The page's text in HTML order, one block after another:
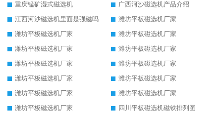
重庆锰矿湿式磁选机
广西河沙磁选机产品介绍
江西河沙磁选机里面是强磁吗
潍坊平板磁选机厂家
潍坊平板磁选机厂家
潍坊平板磁选机厂家
潍坊平板磁选机厂家
潍坊平板磁选机厂家
潍坊平板磁选机厂家
潍坊平板磁选机厂家
潍坊平板磁选机厂家
潍坊平板磁选机厂家
潍坊平板磁选机厂家
潍坊平板磁选机厂家
潍坊平板磁选机厂家
四川平板磁选机磁铁排列图